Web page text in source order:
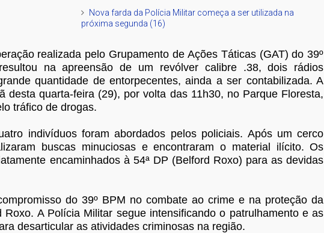
Nova farda da Polícia Militar começa a ser utilizada na
próxima segunda (16)
realizada pelo Grupamento de Ações Táticas (GAT) do 39º
na apreensão de um revólver calibre .38, dois rádios
quantidade de entorpecentes, ainda a ser contabilizada. A
desta quarta-feira (29), por volta das 11h30, no Parque Floresta,
tráfico de drogas.
indivíduos foram abordados pelos policiais. Após um cerco
buscas minuciosas e encontraram o material ilícito. Os
encaminhados à 54ª DP (Belford Roxo) para as devidas
do 39º BPM no combate ao crime e na proteção da
Roxo. A Polícia Militar segue intensificando o patrulhamento e as
desarticular as atividades criminosas na região.